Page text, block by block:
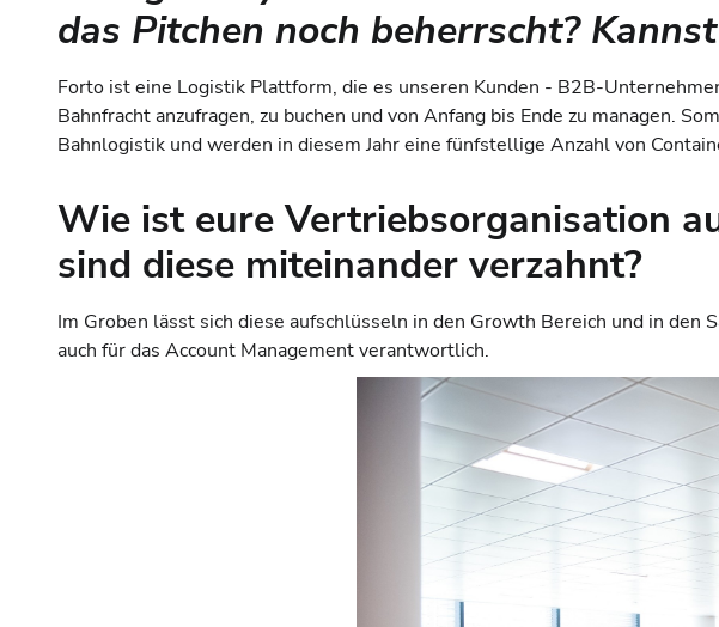
das Pitchen noch beherrscht?
Forto ist eine Logistik Plattform, die es unseren Kunden - B2B-
Bahnfracht anzufragen, zu buchen und von Anfang bis Ende zu managen.
Bahnlogistik und werden in diesem Jahr eine fünfstellige Anzahl von
Wie ist eure Vertriebsorganisation
sind diese miteinander verzahnt?
Im Groben lässt sich diese aufschlüsseln in den Growth Bereich und in
auch für das Account Management verantwortlich.